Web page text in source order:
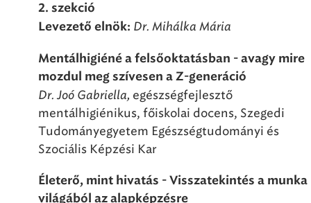
2. szekció
Levezető elnök: Dr. Mihálka Mária
Mentálhigiéné a felsőoktatásban - avagy mire
mozdul meg szívesen a Z-generáció
Dr. Joó Gabriella, egészségfejlesztő
mentálhigiénikus, főiskolai docens, Szegedi
Tudományegyetem Egészségtudományi és
Szociális Képzési Kar
Életerő, mint hivatás - Visszatekintés a munka
világából az alapképzésre